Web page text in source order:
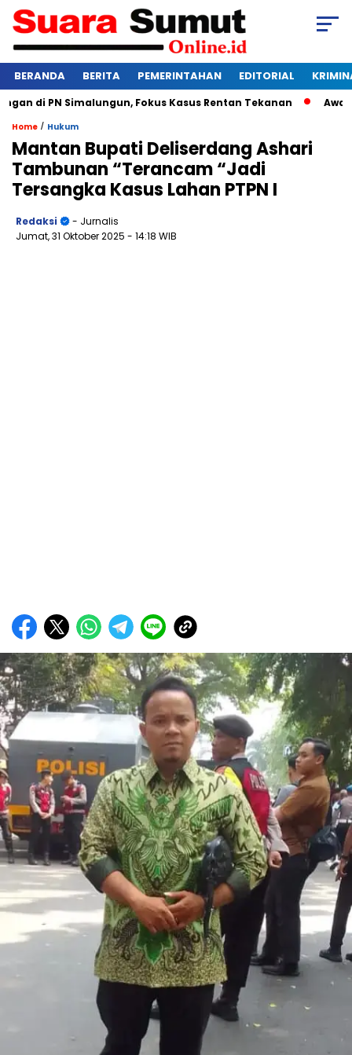
BERANDA BERITA PEMERINTAHAN EDITORIAL
PN Simalungun, Fokus Kasus Rentan Tekanan Awas
Home / Hukum
Mantan Bupati Deliserdang Ashari
Tambunan “Terancam “Jadi
Tersangka Kasus Lahan PTPN I
Redaksi
- Jurnalis
Jumat, 31 Oktober 2025 - 14:18 WIB